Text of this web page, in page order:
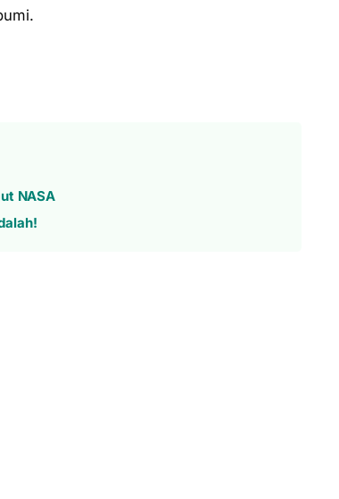
NASA